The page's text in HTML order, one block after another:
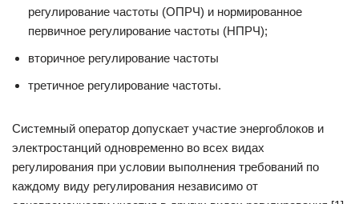
регулирование частоты (ОПРЧ) и нормированное
первичное регулирование частоты (НПРЧ);
вторичное регулирование частоты
третичное регулирование частоты.
Системный оператор допускает участие энергоблоков и
электростанций одновременно во всех видах
регулирования при условии выполнения требований по
каждому виду регулирования независимо от